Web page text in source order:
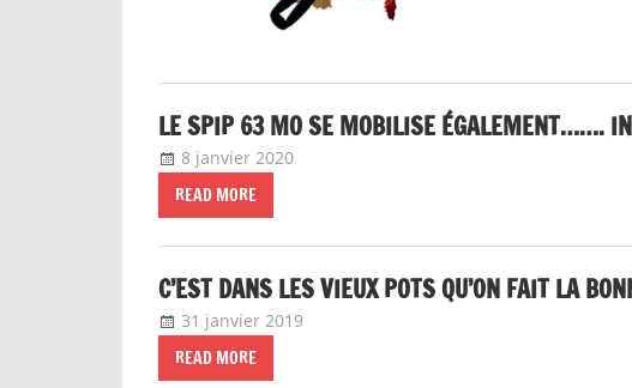
LE SPIP 63 MO SE MOBILISE ÉGALEMENT…….
8 janvier 2020
READ MORE
C’EST DANS LES VIEUX POTS QU’ON FAIT LA
31 janvier 2019
READ MORE